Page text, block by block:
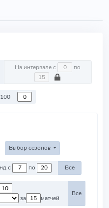
На интервале с по
100
Выбор сезонов
Против команд с по Все
за
матчей
Все